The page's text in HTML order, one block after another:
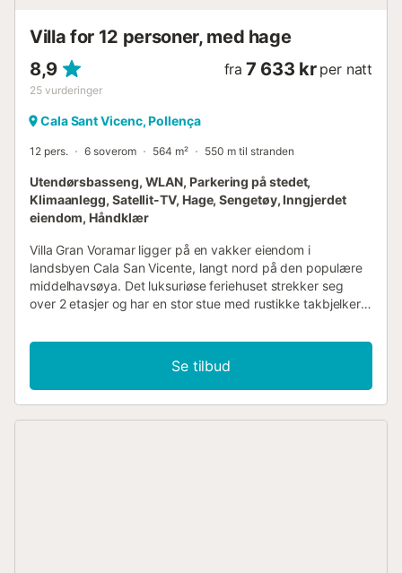
Villa for 12 personer, med hage
8,9
25 vurderinger
fra 7 633 kr per natt
Cala Sant Vicenc, Pollença
12 pers. 6 soverom 564 m² 550 m til stranden
Utendørsbasseng, WLAN, Parkering på stedet,
Klimaanlegg, Satellit-TV, Hage, Sengetøy, Inngjerdet
eiendom, Håndklær
Villa Gran Voramar ligger på en vakker eiendom i
landsbyen Cala San Vicente, langt nord på den populære
middelhavsøya. Det luksuriøse feriehuset strekker seg
over 2 etasjer og har en stor stue med rustikke takbjelker
soverom (ett soverom med køyeseng for 2 personer), 4
bad samt et halvt bad, og kan derfor huse 12 personer.
Fasilitetene inkluderer også Wi-Fi, klimaanlegg, peis,
satellitt-TV, en barneseng og en barnestol. Høydepunktet i
Se tilbud